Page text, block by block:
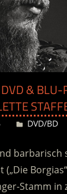
& BLU-
Desiree
DVD/BD
barbarisch
Stamm in